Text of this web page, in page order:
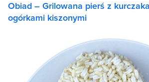
Obiad – Grilowana pierś z
ogórkami kiszonymi